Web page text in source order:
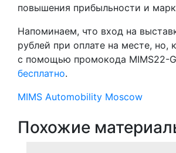
повышения прибыльности и
Напоминаем, что вход на
рублей при оплате на месте, но,
с помощью промокода MIMS22-
бесплатно.
MIMS Automobility Moscow
Похожие